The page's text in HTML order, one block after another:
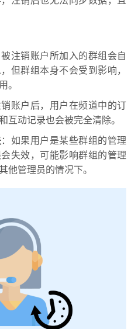
注销账户所加入的群组会自
但群组本身不会受到影响，
。
销账户后，用户在频道中的订
互动记录也会被完全清除。
：如果用户是某些群组的管理
失效，可能影响群组的管理
他管理员的情况下。